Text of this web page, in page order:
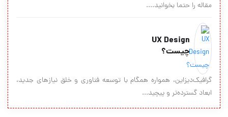
مقاله را حتما بخوانید....
UX Design
چیست؟
گرافیک‌دیزاین، همواره همگام با توسعه فناوری و خلق نیازهای جدید،
ابعاد گسترده‌تر و پیچید...